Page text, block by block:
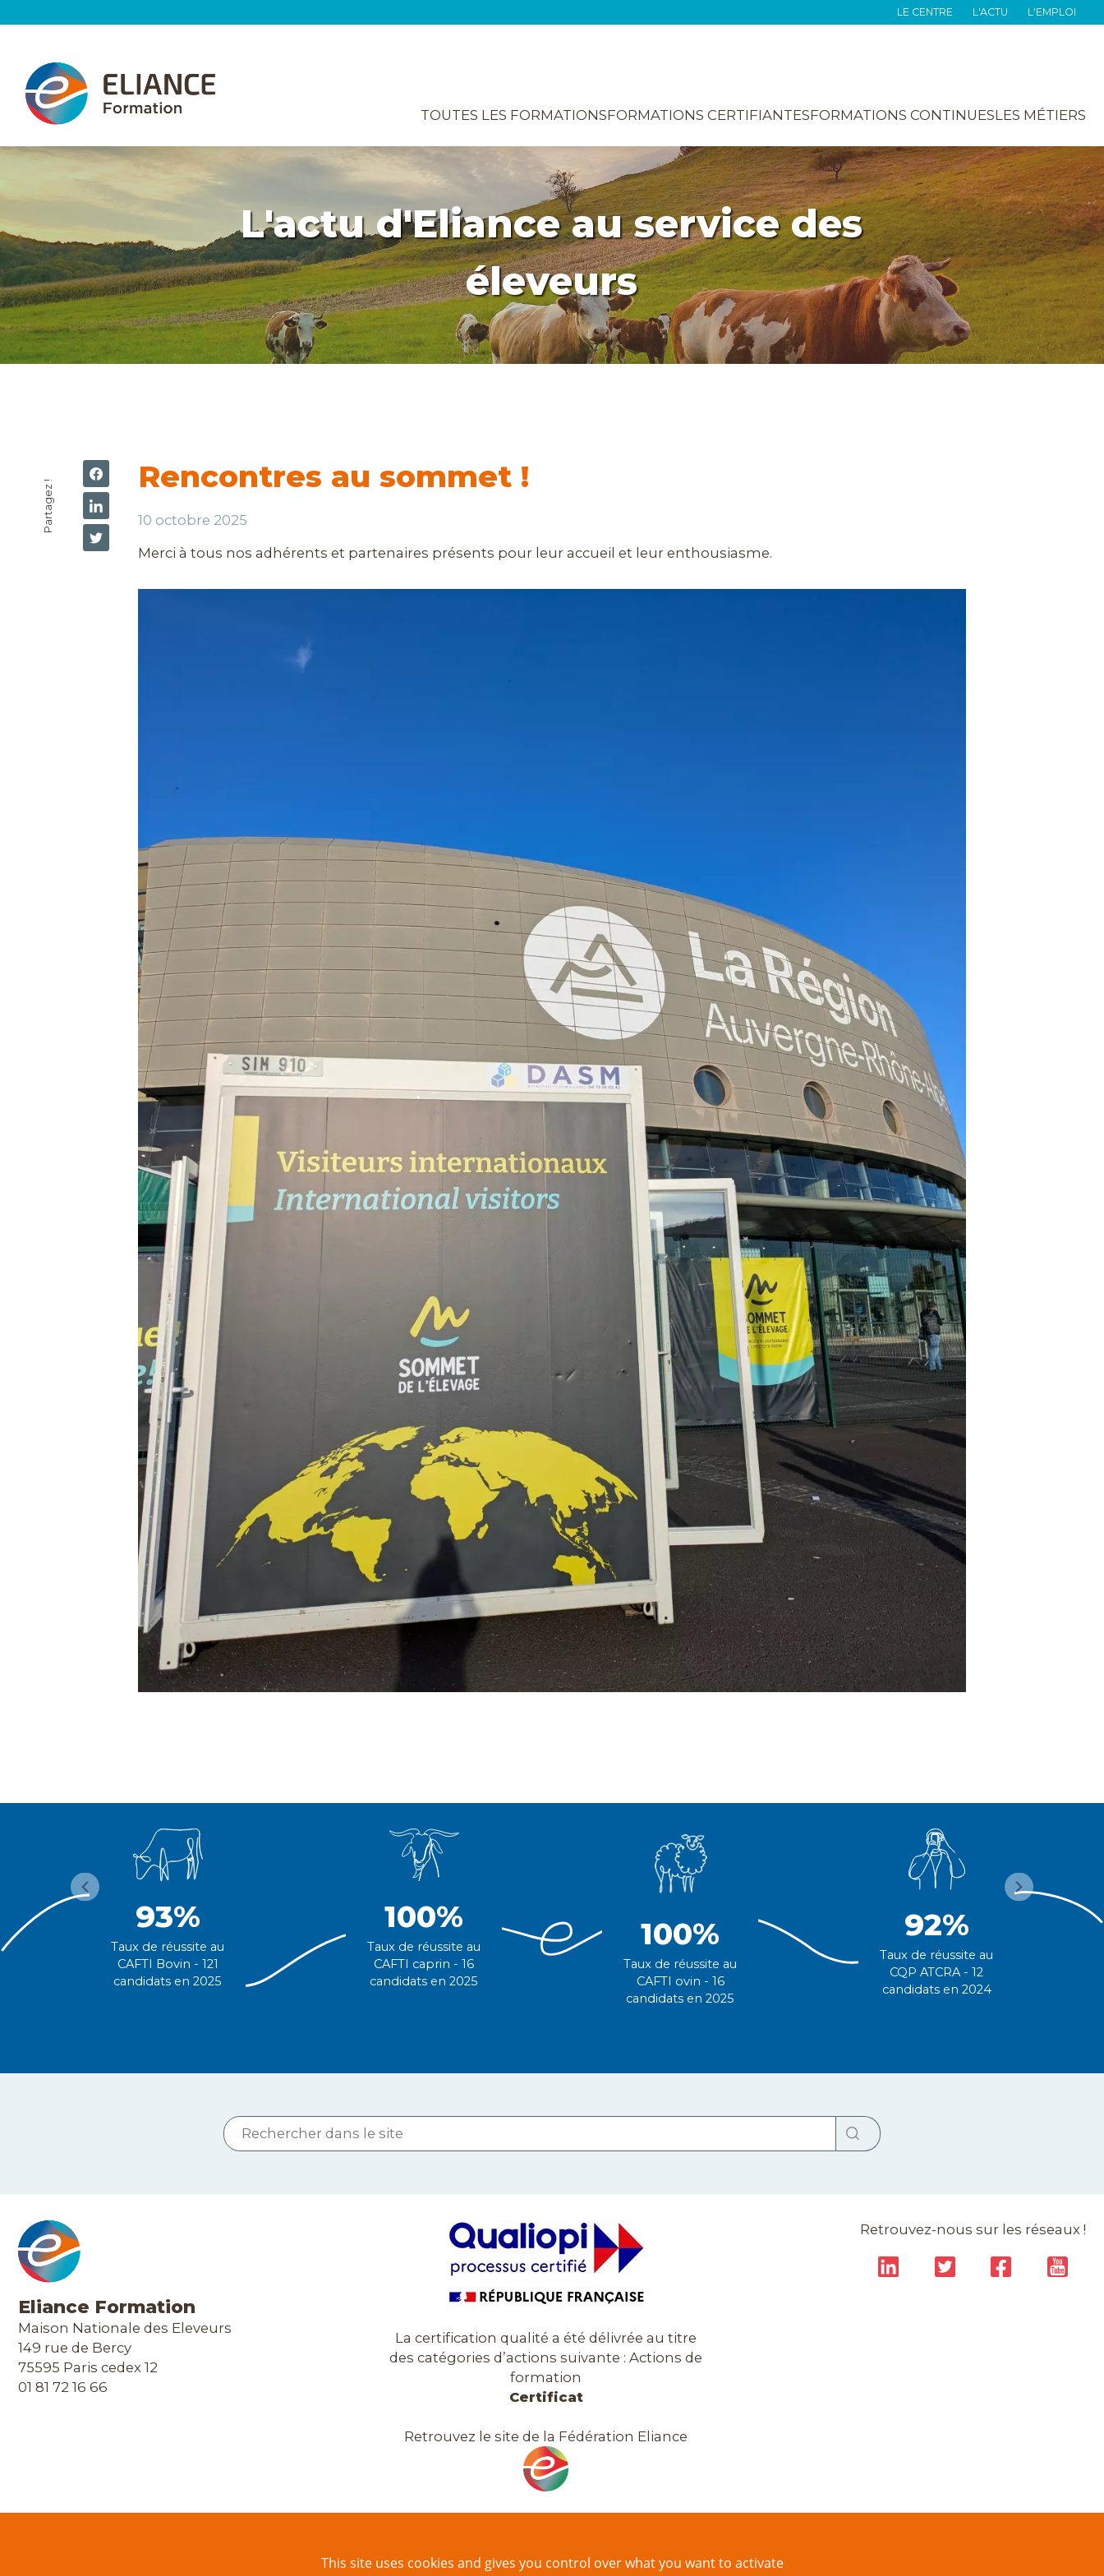
LE CENTRE L'ACTU L'EMPLOI
TOUTES LES FORMATIONSFORMATIONS CERTIFIANTESFORMATIONS CONTINUESLES MÉTIERS
Accueil
L'actu d'Eliance au service des
éleveurs
Partagez !
Rencontres au sommet !
10 octobre 2025
Merci à tous nos adhérents et partenaires présents pour leur accueil et leur enthousiasme.
93%
Taux de réussite au
CAFTI Bovin - 121
candidats en 2025
100%
Taux de réussite au
CAFTI caprin - 16
candidats en 2025
100%
Taux de réussite au
CAFTI ovin - 16
candidats en 2025
92%
Taux de réussite au
CQP ATCRA - 12
candidats en 2024
Eliance Formation
Maison Nationale des Eleveurs
149 rue de Bercy
75595 Paris cedex 12
01 81 72 16 66
La certification qualité a été délivrée au titre
des catégories d’actions suivante : Actions de
formation
Certificat
Retrouvez le site de la Fédération Eliance
Retrouvez-nous sur les réseaux !
Recherche Plan de site Mentions légales Crédits Contact Données personnelles
This site uses cookies and gives you control over what you want to activate